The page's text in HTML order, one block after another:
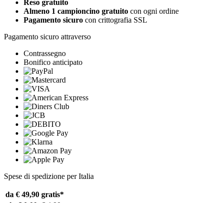
Reso gratuito
Almeno 1 campioncino gratuito con ogni ordine
Pagamento sicuro con crittografia SSL
Pagamento sicuro attraverso
Contrassegno
Bonifico anticipato
Spese di spedizione per Italia
da € 49,90 gratis*